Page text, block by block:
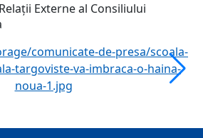
Externe al Consiliului